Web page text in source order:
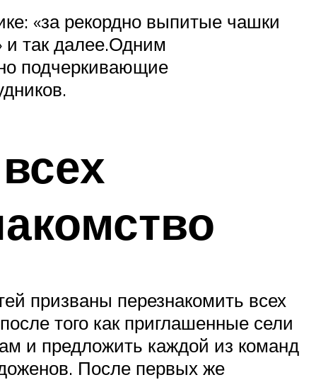
«за рекордно выпитые чашки
и так далее.Одним
подчеркивающие
призваны перезнакомить всех
того как приглашенные сели
и предложить каждой из команд
После первых же